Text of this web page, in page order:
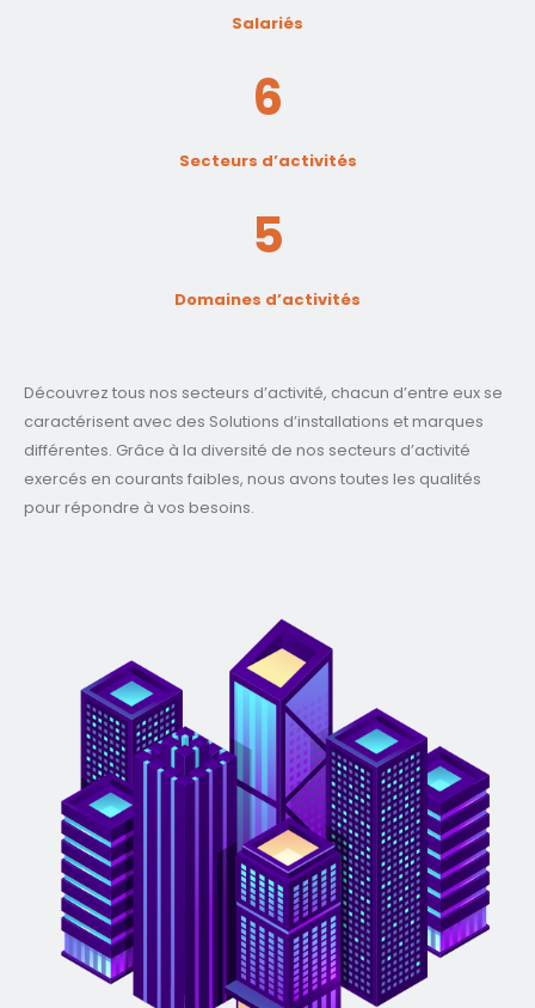
Salariés
6
Secteurs d’activités
5
Domaines d’activités
Découvrez tous nos secteurs d’activité, chacun d’entre eux se
caractérisent avec des Solutions d’installations et marques
différentes. Grâce à la diversité de nos secteurs d’activité
exercés en courants faibles, nous avons toutes les qualités
pour répondre à vos besoins.